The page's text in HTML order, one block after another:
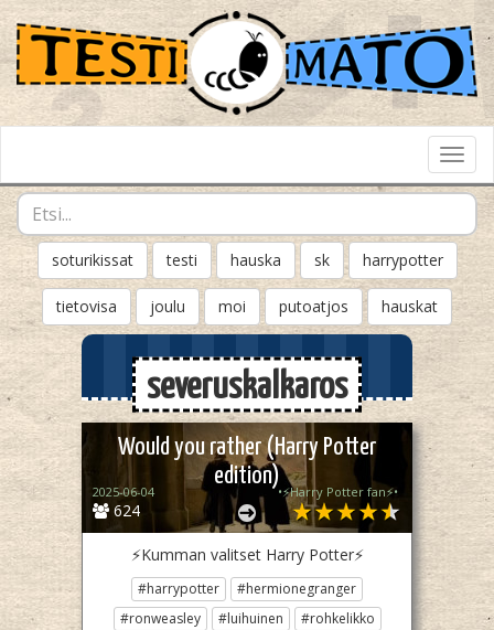
soturikissat testi hauska sk harrypotter
tietovisa joulu moi putoatjos hauskat
severuskalkaros
Would you rather (Harry Potter
edition)
624
2025-06-04 •⚡️Harry Potter fan⚡️•
⚡️Kumman valitset Harry Potter⚡️
#harrypotter
#hermionegranger
#ronweasley
#luihuinen
#rohkelikko